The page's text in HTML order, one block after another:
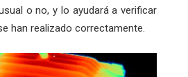
o no, y lo ayudará a verificar
han realizado correctamente.